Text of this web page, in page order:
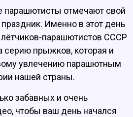
парашютисты отмечают свой
Именно в этот день
лётчиков-парашютистов СССР
прыжков, которая и
увлечению парашютным
нашей страны.
забавных и очень
чтобы ваш день начался